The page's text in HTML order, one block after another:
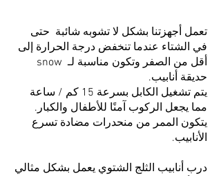
تعمل أجهزتنا بشكل لا تشوبه شائبة حتى
في الشتاء عندما تنخفض درجة الحرارة إلى
أقل من الصفر وتكون مناسبة لـ snow
حديقة أنابيب.
يتم تشغيل الكابل بسرعة 15 كم / ساعة
مما يجعل الركوب آمنًا للأطفال والكبار.
يتكون الممر من منحدرات مضادة تسرع
الأنابيب.
درب أنابيب الثلج الشتوي يعمل بشكل مثالي